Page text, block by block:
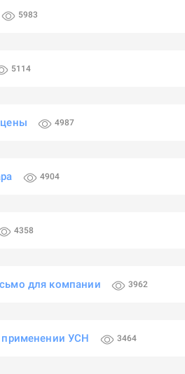
5983
5114
4987
4904
4358
для компании 3962
применении УСН 3464